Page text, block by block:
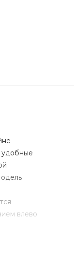
удобные
влево